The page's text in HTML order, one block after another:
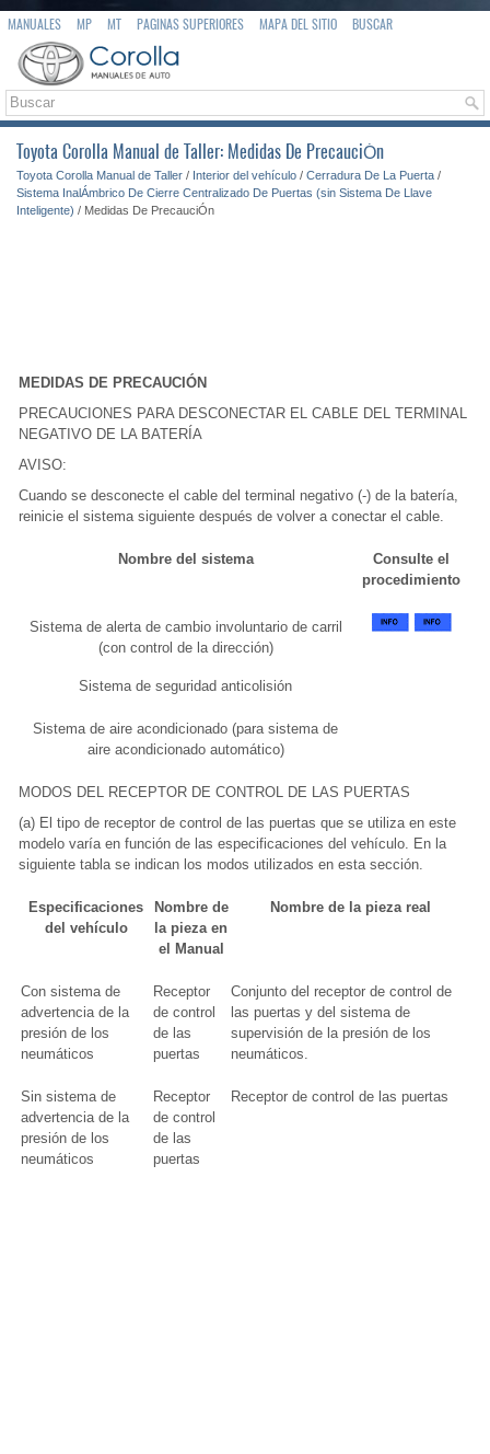
MANUALES MP MT PAGINAS SUPERIORES MAPA DEL SITIO BUSCAR
Toyota Corolla Manual de Taller: Medidas De PrecauciÓn
Toyota Corolla Manual de Taller / Interior del vehículo / Cerradura De La Puerta /
Sistema InalÁmbrico De Cierre Centralizado De Puertas (sin Sistema De Llave
Inteligente) / Medidas De PrecauciÓn
MEDIDAS DE PRECAUCIÓN
PRECAUCIONES PARA DESCONECTAR EL CABLE DEL TERMINAL
NEGATIVO DE LA BATERÍA
AVISO:
Cuando se desconecte el cable del terminal negativo (-) de la batería,
reinicie el sistema siguiente después de volver a conectar el cable.
Nombre del sistema
Consulte el
procedimiento
Sistema de alerta de cambio involuntario de carril
(con control de la dirección)
Sistema de seguridad anticolisión
Sistema de aire acondicionado (para sistema de
aire acondicionado automático)
MODOS DEL RECEPTOR DE CONTROL DE LAS PUERTAS
(a) El tipo de receptor de control de las puertas que se utiliza en este
modelo varía en función de las especificaciones del vehículo. En la
siguiente tabla se indican los modos utilizados en esta sección.
Especificaciones
del vehículo
Nombre de
la pieza en
el Manual
Nombre de la pieza real
Con sistema de
advertencia de la
presión de los
neumáticos
Receptor
de control
de las
puertas
Conjunto del receptor de control de
las puertas y del sistema de
supervisión de la presión de los
neumáticos.
Sin sistema de
advertencia de la
presión de los
neumáticos
Receptor
de control
de las
puertas
Receptor de control de las puertas